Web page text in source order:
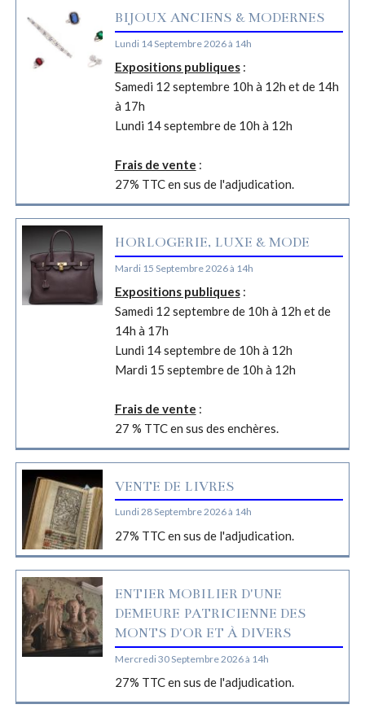
BIJOUX ANCIENS & MODERNES
Lundi 14 Septembre 2026 à 14h
Expositions publiques:
Samedi 12 septembre 10h à 12h et de 14h
à 17h
Lundi 14 septembre de 10h à 12h
Frais de vente :
27% TTC en sus de l'adjudication.
HORLOGERIE, LUXE & MODE
Mardi 15 Septembre 2026 à 14h
Expositions publiques:
Samedi 12 septembre de 10h à 12h et de
14h à 17h
Lundi 14 septembre de 10h à 12h
Mardi 15 septembre de 10h à 12h
Frais de vente :
27 % TTC en sus des enchères.
VENTE DE LIVRES
Lundi 28 Septembre 2026 à 14h
27% TTC en sus de l'adjudication.
ENTIER MOBILIER D'UNE
DEMEURE PATRICIENNE DES
MONTS D'OR ET À DIVERS
Mercredi 30 Septembre 2026 à 14h
27% TTC en sus de l'adjudication.